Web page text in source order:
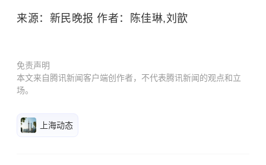
来源：新民晚报 作者：陈佳琳,刘歆
免责声明
本文来自腾讯新闻客户端创作者，不代表腾讯新闻的观点和立
场。
上海动态